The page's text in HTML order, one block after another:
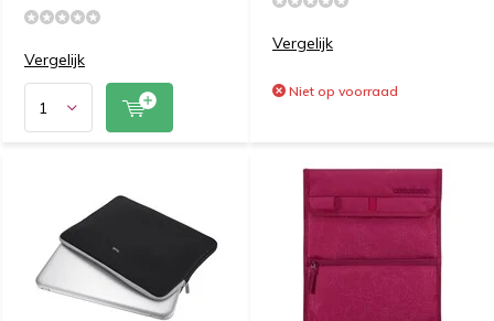
Vergelijk
Vergelijk
Niet op voorraad